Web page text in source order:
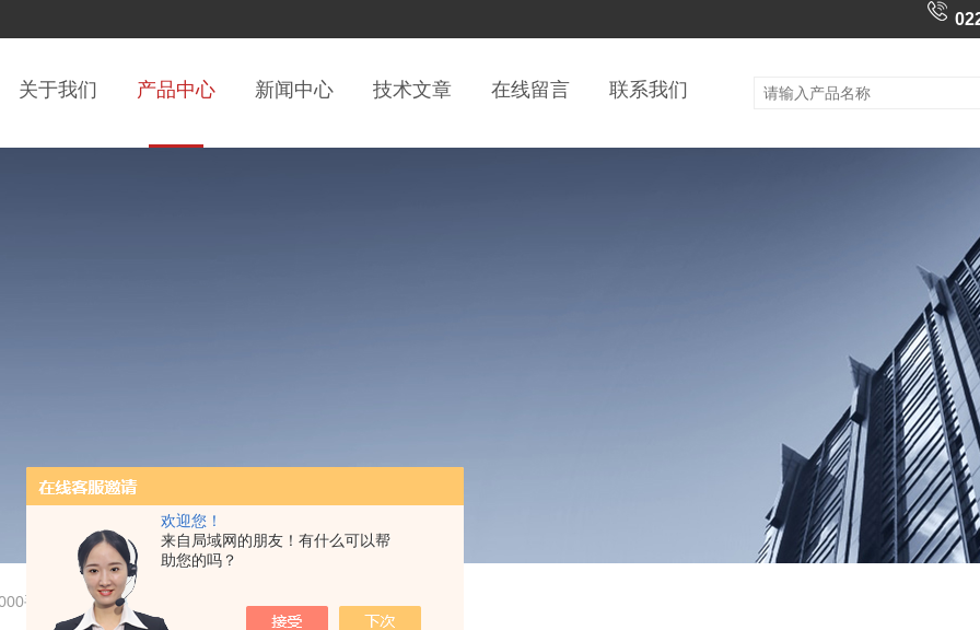
欢迎您！
来自局域网的朋友！有什么可以帮
助您的吗？
关于我们 产品中心 新闻中心 技术文章 在线留言 联系我们
手持邵00硬度计